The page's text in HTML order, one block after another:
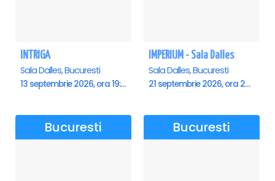
INTRIGA
Sala Dalles, Bucuresti
13 septembrie 2026, ora 19:00
IMPERIUM - Sala Dalles
Sala Dalles, Bucuresti
21 septembrie 2026, ora 20:00
Bucuresti Bucuresti